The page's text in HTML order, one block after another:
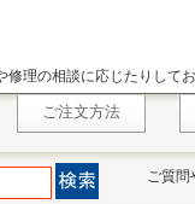
理の相談に応じたりして
ご注文方法
ご質問